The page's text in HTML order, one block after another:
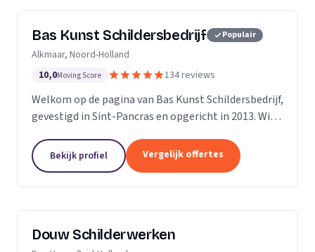
Bas Kunst Schildersbedrijf Populair
Alkmaar, Noord-Holland
10,0Moving Score 134 reviews
Welkom op de pagina van Bas Kunst Schildersbedrijf,
gevestigd in Sint-Pancras en opgericht in 2013. Wij
ook regelmatig leerlingen op. Met...
Bekijk profiel Vergelijk offertes
Douw Schilderwerken